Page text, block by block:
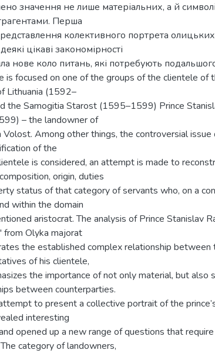
значення не лише матеріальних, а й
Перша
колективного портрета
цікаві закономірності
нове коло питань, які потребують
is focused on one of the groups of the clientele of
Lithuania (1592–
the Samogitia Starost (1595–1599) Prince
– the landowner of
Volost. Among other things, the controversial
of the
is considered, an attempt is made to
origin, duties
status of that category of servants who, on a
within the domain
aristocrat. The analysis of Prince Stanislav
from Olyka majorat
the established complex relationship between
of his clientele,
the importance of not only material, but also
between counterparties.
to present a collective portrait of the
interesting
opened up a new range of questions that
category of landowners,